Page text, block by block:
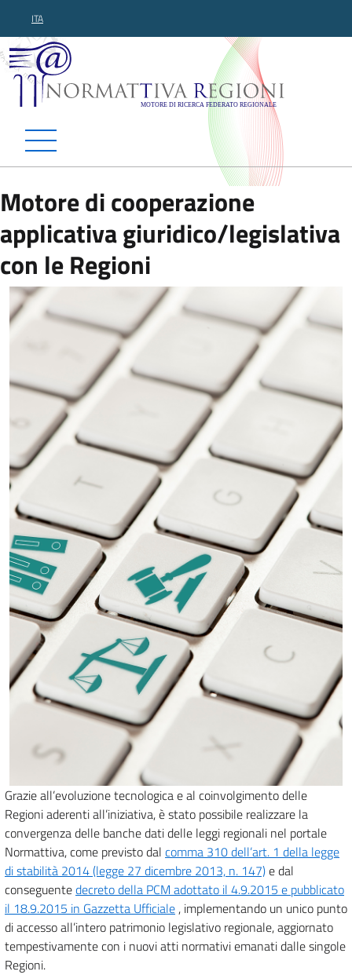
ITA
Normattiva Regioni -
Motore di cooperazione
applicativa giuridico/legislativa
con le Regioni
Grazie all’evoluzione tecnologica e al coinvolgimento delle
Regioni aderenti all’iniziativa, è stato possibile realizzare la
convergenza delle banche dati delle leggi regionali nel portale
Normattiva, come previsto dal comma 310 dell’art. 1 della legge
di stabilità 2014 (legge 27 dicembre 2013, n. 147)e dal
conseguentedecreto della PCM adottato il 4.9.2015 e pubblicato
il 18.9.2015 in Gazzetta Ufficiale , implementando un unico punto
di accesso all’intero patrimonio legislativo regionale, aggiornato
tempestivamente con i nuovi atti normativi emanati dalle singole
Regioni.